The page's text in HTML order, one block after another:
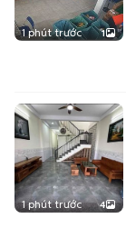
1 phút trước 1
1 phút trước 4